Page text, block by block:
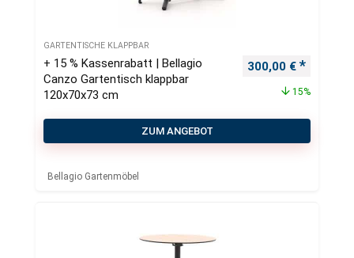
GARTENTISCHE KLAPPBAR
+ 15 % Kassenrabatt | Bellagio
Canzo Gartentisch klappbar
120x70x73 cm
Ursprünglicher
300,00 €
15%
ZUM ANGEBOT
Bellagio Gartenmöbel